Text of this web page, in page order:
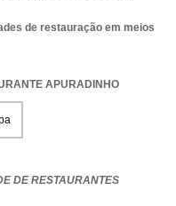
de restauração em meios
APURADINHO
DE RESTAURANTES